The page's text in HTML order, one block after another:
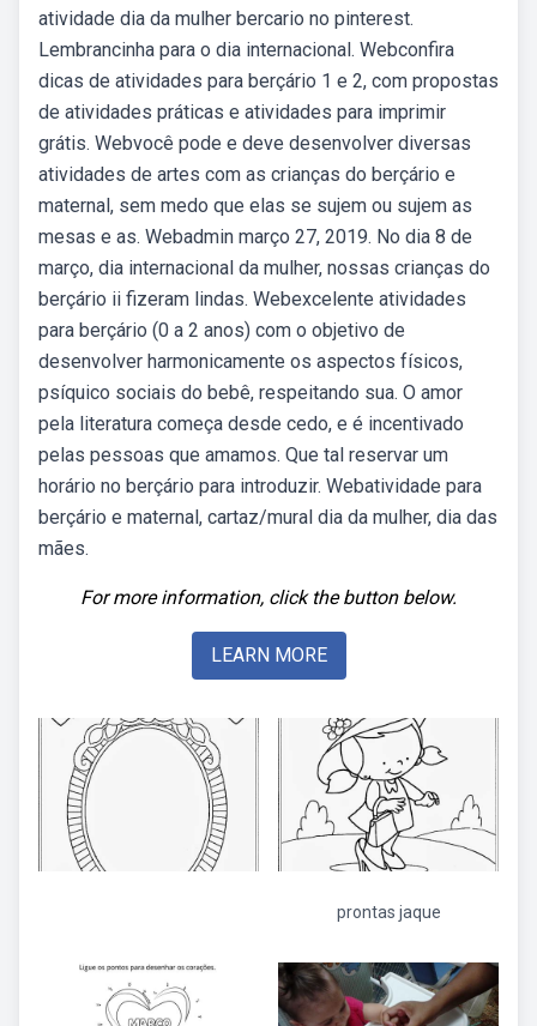
atividade dia da mulher bercario no pinterest.
Lembrancinha para o dia internacional. Webconfira
dicas de atividades para berçário 1 e 2, com propostas
de atividades práticas e atividades para imprimir
grátis. Webvocê pode e deve desenvolver diversas
atividades de artes com as crianças do berçário e
maternal, sem medo que elas se sujem ou sujem as
mesas e as. Webadmin março 27, 2019. No dia 8 de
março, dia internacional da mulher, nossas crianças do
berçário ii fizeram lindas. Webexcelente atividades
para berçário (0 a 2 anos) com o objetivo de
desenvolver harmonicamente os aspectos físicos,
psíquico sociais do bebê, respeitando sua. O amor
pela literatura começa desde cedo, e é incentivado
pelas pessoas que amamos. Que tal reservar um
horário no berçário para introduzir. Webatividade para
berçário e maternal, cartaz/mural dia da mulher, dia das
mães.
For more information, click the button below.
LEARN MORE
prontas jaque